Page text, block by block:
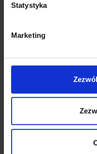
Statystyka
Marketing
Zobacz wszystkie